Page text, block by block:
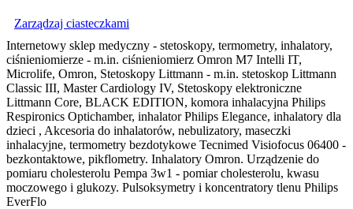
Zarządzaj ciasteczkami
Internetowy sklep medyczny - stetoskopy, termometry, inhalatory,
ciśnieniomierze - m.in. ciśnieniomierz Omron M7 Intelli IT,
Microlife, Omron, Stetoskopy Littmann - m.in. stetoskop Littmann
Classic III, Master Cardiology IV, Stetoskopy elektroniczne
Littmann Core, BLACK EDITION, komora inhalacyjna Philips
Respironics Optichamber, inhalator Philips Elegance, inhalatory dla
dzieci , Akcesoria do inhalatorów, nebulizatory, maseczki
inhalacyjne, termometry bezdotykowe Tecnimed Visiofocus 06400 -
bezkontaktowe, pikflometry. Inhalatory Omron. Urządzenie do
pomiaru cholesterolu Pempa 3w1 - pomiar cholesterolu, kwasu
moczowego i glukozy. Pulsoksymetry i koncentratory tlenu Philips
EverFlo